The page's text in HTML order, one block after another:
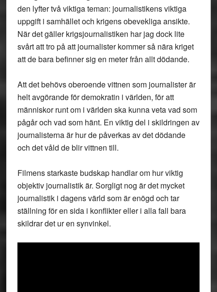
den lyfter två viktiga teman: journalistikens viktiga
uppgift i samhället och krigens obevekliga ansikte.
När det gäller krigsjournalistiken har jag dock lite
svårt att tro på att journalister kommer så nära kriget
att de bara befinner sig en meter från allt dödande.
Att det behövs oberoende vittnen som journalister är
helt avgörande för demokratin i världen, för att
människor runt om i världen ska kunna veta vad som
pågår och vad som hänt. En viktig del i skildringen av
journalisterna är hur de påverkas av det dödande
och det våld de blir vittnen till.
Filmens starkaste budskap handlar om hur viktig
objektiv journalistik är. Sorgligt nog är det mycket
journalistik i dagens värld som är enögd och tar
ställning för en sida i konflikter eller i alla fall bara
skildrar det ur en synvinkel.